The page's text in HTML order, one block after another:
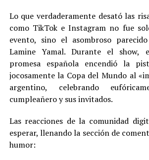
Lo que verdaderamente desató las
como TikTok e Instagram no fue
evento, sino el asombroso
Lamine Yamal. Durante el show,
promesa española encendió la
jocosamente la Copa del Mundo al
argentino, celebrando
cumpleañero y sus invitados.
Las reacciones de la comunidad
esperar, llenando la sección de
humor: